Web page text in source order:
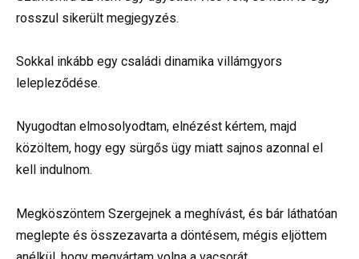
rosszul sikerült megjegyzés.
Sokkal inkább egy családi dinamika villámgyors
lelepleződése.
Nyugodtan elmosolyodtam, elnézést kértem, majd
közöltem, hogy egy sürgős ügy miatt sajnos azonnal el
kell indulnom.
Megköszöntem Szergejnek a meghívást, és bár láthatóan
meglepte és összezavarta a döntésem, mégis eljöttem